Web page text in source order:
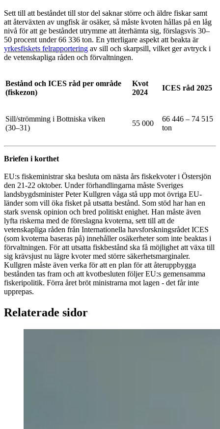
Sett till att beståndet till stor del saknar större och äldre fiskar samt
att återväxten av ungfisk är osäker, så måste kvoten hållas på en låg
nivå för att ge beståndet utrymme att återhämta sig, förslagsvis 30–
50 procent under 66 336 ton. En ytterligare aspekt att beakta är
yrkesfiskets felrapportering av sill och skarpsill, vilket ger avtryck i
de vetenskapliga råden och förvaltningen.
Bestånd och ICES råd per område
(fiskezon)
Kvot
2024
ICES råd 2025
Sill/strömming i Bottniska viken
(30–31)
55 000
66 446 – 74 515
ton
Briefen i korthet
EU:s fiskeministrar ska besluta om nästa års fiskekvoter i Östersjön
den 21-22 oktober. Under förhandlingarna måste Sveriges
landsbygdsminister Peter Kullgren våga stå upp mot övriga EU-
länder som vill öka fisket på utsatta bestånd. Som stöd har han en
stark svensk opinion och bred politiskt enighet. Han måste även
lyfta riskerna med de föreslagna kvoterna, sett till att de
vetenskapliga råden från Internationella havsforskningsrådet ICES
(som kvoterna baseras på) innehåller osäkerheter som inte beaktas i
förvaltningen. För att utsatta fiskbestånd ska få möjlighet att växa till
sig krävsjust nu lägre kvoter med större säkerhetsmarginaler.
Kullgren måste även verka för att en plan för att återuppbygga
bestånden tas fram och att kvotbesluten följer EU:s gemensamma
fiskeripolitik. Förra året bröt ministrarna mot lagen - det får inte
upprepas.
Relaterade sidor